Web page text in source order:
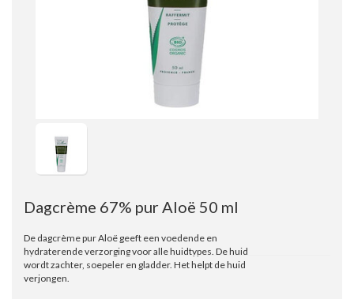
Dagcrème 67% pur Aloë 50 ml
De dagcrème pur Aloë geeft een voedende en
hydraterende verzorging voor alle huidtypes. De huid
wordt zachter, soepeler en gladder. Het helpt de huid
verjongen.